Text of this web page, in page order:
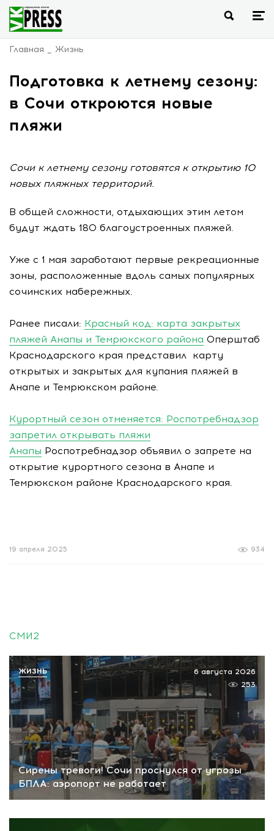
Главная Жизнь
Подготовка к летнему сезону:
в Сочи откроются новые
пляжи
Сочи к летнему сезону готовятся к открытию 10
новых пляжных территорий.
В общей сложности, отдыхающих этим летом
будут ждать 180 благоустроенных пляжей.
Уже с 1 мая заработают первые рекреационные
зоны, расположенные вдоль самых популярных
сочинских набережных.
Ранее писали: Красный код: карта закрытых
пляжей Анапы и Темрюкского района Оперштаб
Краснодарского края представил карту
открытых и закрытых для купания пляжей в
Анапе и Темрюкском районе.
Курортный сезон отменяется: Роспотребнадзор
запретил открывать пляжи
Анапы Роспотребнадзор объявил о запрете на
открытие курортного сезона в Анапе и
Темрюкском районе Краснодарского края.
934
19 апреля 2025
СМИ2
Сирены тревоги! Сочи проснулся от угрозы
БПЛА: аэропорт не работает
6 августа 2026
253
ЖИЗНЬ